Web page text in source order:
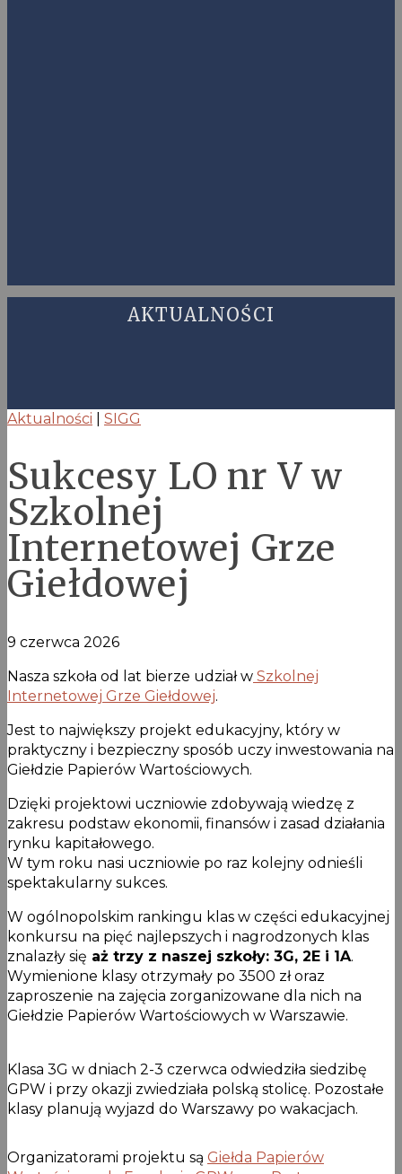
AKTUALNOŚCI
Aktualności SIGG
Sukcesy LO nr V w
Szkolnej
Internetowej Grze
Giełdowej
9 czerwca 2026
Nasza szkoła od lat bierze udział w Szkolnej
Internetowej Grze Giełdowej.
Jest to największy projekt edukacyjny, który w
praktyczny i bezpieczny sposób uczy inwestowania na
Giełdzie Papierów Wartościowych.
Dzięki projektowi uczniowie zdobywają wiedzę z
zakresu podstaw ekonomii, finansów i zasad działania
rynku kapitałowego.
W tym roku nasi uczniowie po raz kolejny odnieśli
spektakularny sukces.
W ogólnopolskim rankingu klas w części edukacyjnej
konkursu na pięć najlepszych i nagrodzonych klas
znalazły się aż trzy z naszej szkoły: 3G, 2E i 1A.
Wymienione klasy otrzymały po 3500 zł oraz
zaproszenie na zajęcia zorganizowane dla nich na
Giełdzie Papierów Wartościowych w Warszawie.
Klasa 3G w dniach 2-3 czerwca odwiedziła siedzibę
GPW i przy okazji zwiedziała polską stolicę. Pozostałe
klasy planują wyjazd do Warszawy po wakacjach.
Organizatorami projektu są Giełda Papierów